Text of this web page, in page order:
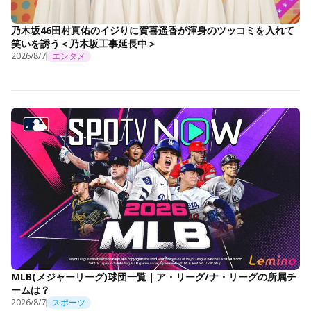
乃木坂46田村真佑のイジりに賀喜遥香が渾身のツッコミを入れて
笑いを誘う＜乃木坂工事延長中＞
2026/8/7 エンタメ
MLB(メジャーリーグ)球団一覧｜ア・リーグ/ナ・リーグの所属チ
ームは？
2026/8/7 スポーツ